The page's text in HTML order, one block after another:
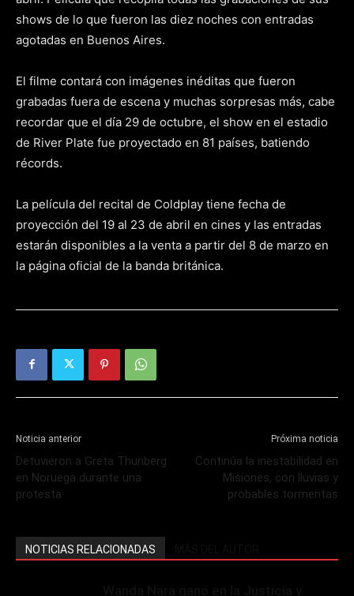
shows de lo que fueron las diez noches con entradas
agotadas en Buenos Aires.
El filme contará con imágenes inéditas que fueron
grabadas fuera de escena y muchas sorpresas más, cabe
recordar que el día 29 de octubre, el show en el estadio
de River Plate fue proyectado en 81 países, batiendo
récords.
La película del recital de Coldplay tiene fecha de
proyección del 19 al 23 de abril en cines y las entradas
estarán disponibles a la venta a partir del 8 de marzo en
la página oficial de la banda británica.
Noticia anterior
Detuvieron a Greta Thunberg
en Noruega durante una
protesta
Próxima noticia
Continúa la inestabilidad en
Misiones, con lluvias y
probables tormentas
NOTICIAS RELACIONADAS